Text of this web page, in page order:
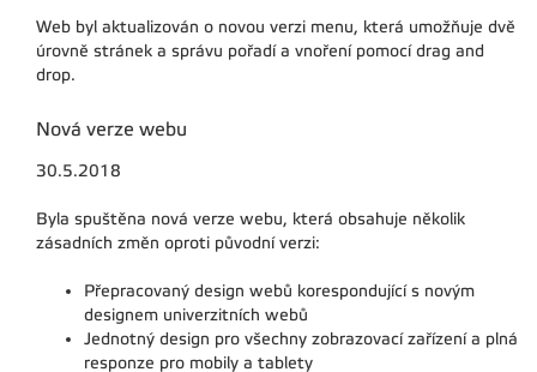
Web byl aktualizován o novou verzi menu, která umožňuje dvě
úrovně stránek a správu pořadí a vnoření pomocí drag and
drop.
Nová verze webu
30.5.2018
Byla spuštěna nová verze webu, která obsahuje několik
zásadních změn oproti původní verzi:
Přepracovaný design webů korespondující s novým
designem univerzitních webů
Jednotný design pro všechny zobrazovací zařízení a plná
responze pro mobily a tablety